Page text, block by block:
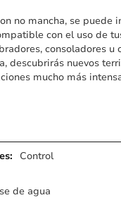
no mancha, se puede
con el uso de
consoladores u
descubrirás nuevos
mucho más
Control
de agua